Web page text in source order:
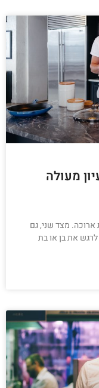
מעולה
ארוכה. מצד שני, גם
לרגש את בן או בת